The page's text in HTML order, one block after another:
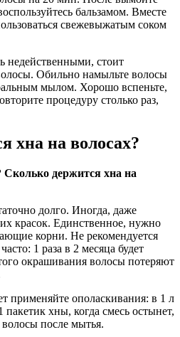
бальзамом. Вместе
свежевыжатым соком
недейственными, стоит
Обильно намыльте волосы
мылом. Хорошо вспеньте,
процедуру столько раз,
хна на волосах?
долго. Иногда, даже
красок. Единственное, нужно
корни. Не рекомендуется
1 раза в 2 месяца будет
окрашивания волосы потеряют
применяйте ополаскивания: в 1 л
хны, когда смесь остынет,
после мытья.